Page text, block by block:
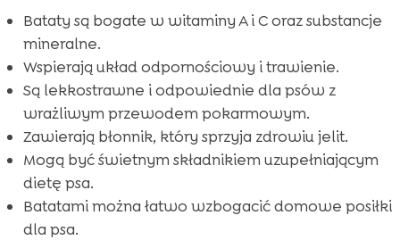
Przysmaki CricksyDog dla zdrowych psów
 Suplementy CricksyDog: Twinky witaminy
 Pielęgnacja wrażliwego psa z CricksyDog
 Rola batatów w zarządzaniu wagą psa
Czy bataty mogą powodować alergie u psa?
Alternatywy dla batatów w diecie
wrażliwego psa
 Porady od weterynarzy na temat karmienia
batatami
Bataty są bogate w witaminy A i C oraz substancje
mineralne.
Wspierają układ odpornościowy i trawienie.
Są lekkostrawne i odpowiednie dla psów z
wrażliwym przewodem pokarmowym.
Zawierają błonnik, który sprzyja zdrowiu jelit.
Mogą być świetnym składnikiem uzupełniającym
dietę psa.
Batatami można łatwo wzbogacić domowe posiłki
dla psa.